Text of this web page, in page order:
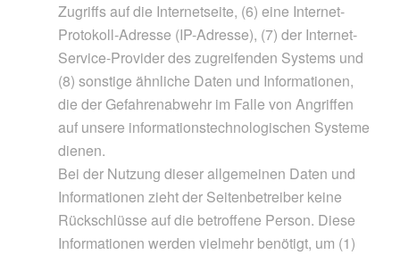
Zugriffs auf die Internetseite, (6) eine Internet-
Protokoll-Adresse (IP-Adresse), (7) der Internet-
Service-Provider des zugreifenden Systems und
(8) sonstige ähnliche Daten und Informationen,
die der Gefahrenabwehr im Falle von Angriffen
auf unsere informationstechnologischen Systeme
dienen.
Bei der Nutzung dieser allgemeinen Daten und
Informationen zieht der Seitenbetreiber keine
Rückschlüsse auf die betroffene Person. Diese
Informationen werden vielmehr benötigt, um (1)